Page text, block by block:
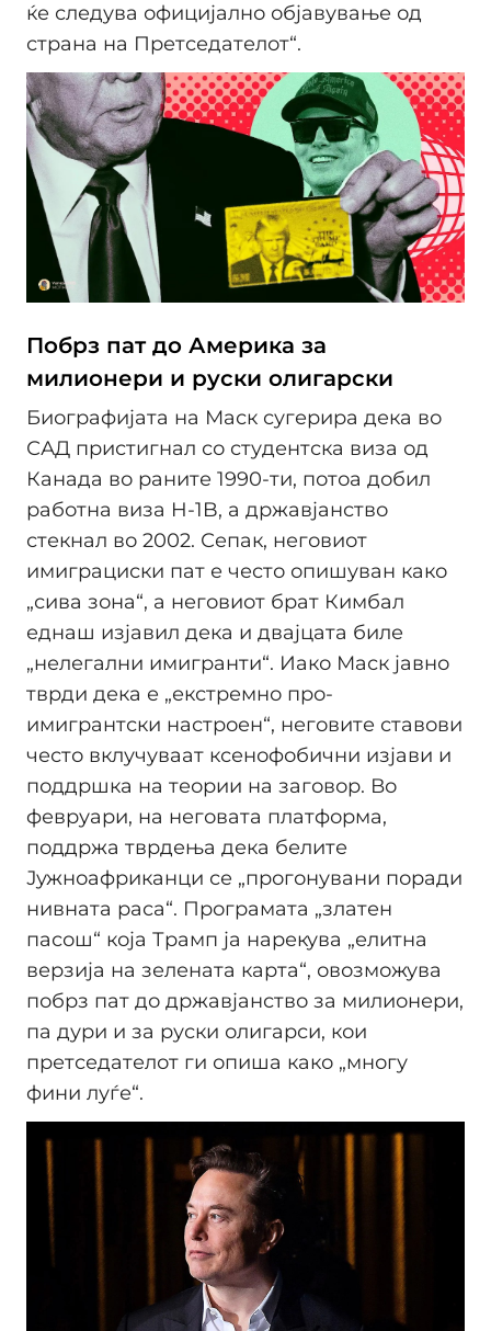
ќе следува официјално објавување од
страна на Претседателот“.
Побрз пат до Америка за
милионери и руски олигарски
Биографијата на Маск сугерира дека во
САД пристигнал со студентска виза од
Канада во раните 1990-ти, потоа добил
работна виза H-1B, а државјанство
стекнал во 2002. Сепак, неговиот
имиграциски пат е често опишуван како
„сива зона“, а неговиот брат Кимбал
еднаш изјавил дека и двајцата биле
„нелегални имигранти“. Иако Маск јавно
тврди дека е „екстремно про-
имигрантски настроен“, неговите ставови
често вклучуваат ксенофобични изјави и
поддршка на теории на заговор. Во
февруари, на неговата платформа,
поддржа тврдења дека белите
Јужноафриканци се „прогонувани поради
нивната раса“. Програмата „златен
пасош“ која Трамп ја нарекува „елитна
верзија на зелената карта“, овозможува
побрз пат до државјанство за милионери,
па дури и за руски олигарси, кои
претседателот ги опиша како „многу
фини луѓе“.